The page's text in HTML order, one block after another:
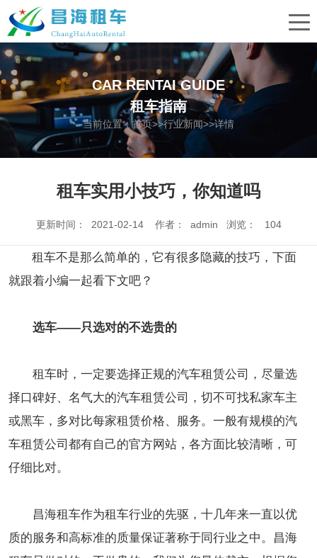
CAR RENTAI GUIDE
租车指南
当前位置：首页>>行业新闻>>详情
租车实用小技巧，你知道吗
更新时间： 2021-02-14 作者： admin 浏览： 104
租车不是那么简单的，它有很多隐藏的技巧，下面
就跟着小编一起看下文吧？
选车——只选对的不选贵的
租车时，一定要选择正规的汽车租赁公司，尽量选
择口碑好、名气大的汽车租赁公司，切不可找私家车主
或黑车，多对比每家租赁价格、服务。一般有规模的汽
车租赁公司都有自己的官方网站，各方面比较清晰，可
仔细比对。
昌海租车作为租车行业的先驱，十几年来一直以优
质的服务和高标准的质量保证著称于同行业之中。昌海